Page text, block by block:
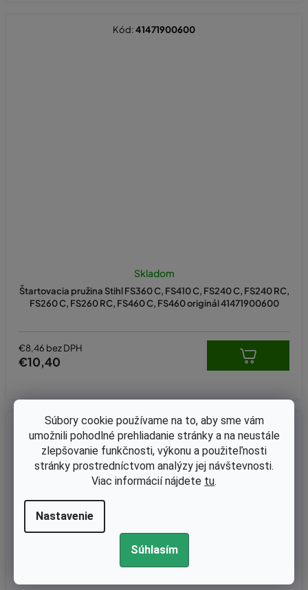
Súbory cookie používame na to, aby sme vám
umožnili pohodlné prehliadanie stránky a na neustále
zlepšovanie funkčnosti, výkonu a použiteľnosti
stránky prostredníctvom analýzy jej návštevnosti.
Viac informácií nájdete tu.
Nastavenie
Súhlasím
Štartovacia pružina Stihl FS360 C, FS410 C, FS240 C, FS240 RC,
FS260 C, FS260 RC, FS460 C, FS460 originál 41471900600
Skladom
€8,46 bez DPH
€10,40
Kód:41471900600
Kód:KB-TST01